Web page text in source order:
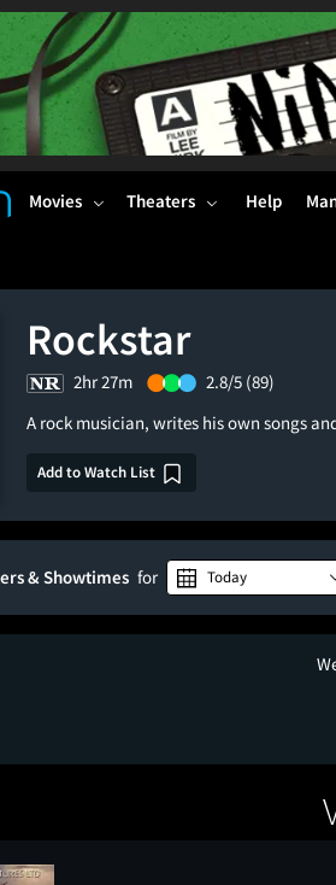
Movies Theaters Help
Rockstar
2hr 27m 2.8/5 (89)
A rock musician, writes his own songs
Add to Watch List
& Showtimes for Today